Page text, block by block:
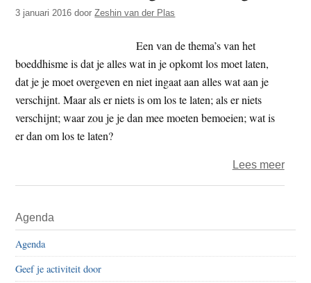
t
e
t
e
3 januari 2016 doorZeshin van der Plas
Een van de thema’s van het
boeddhisme is dat je alles wat in je opkomt los moet laten,
dat je je moet overgeven en niet ingaat aan alles wat aan je
verschijnt. Maar als er niets is om los te laten; als er niets
verschijnt; waar zou je je dan mee moeten bemoeien; wat is
er dan om los te laten?
Lees meerover
Sidebar
Agenda
Agenda
Geef je activiteit door